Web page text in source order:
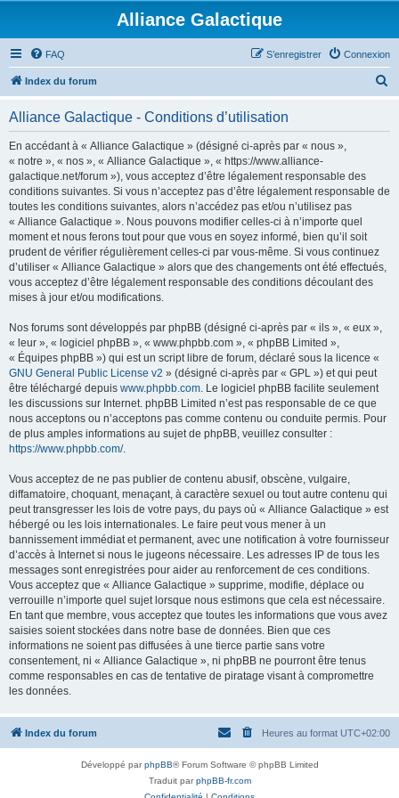
Alliance Galactique
FAQ Connexion
S’enregistrer
Index du forum
Alliance Galactique - Conditions d’utilisation
En accédant à « Alliance Galactique » (désigné ci-après par « nous »,
« notre », « nos », « Alliance Galactique », « https://www.alliance-
galactique.net/forum »), vous acceptez d’être légalement responsable des
conditions suivantes. Si vous n’acceptez pas d’être légalement responsable de
toutes les conditions suivantes, alors n’accédez pas et/ou n’utilisez pas
« Alliance Galactique ». Nous pouvons modifier celles-ci à n’importe quel
moment et nous ferons tout pour que vous en soyez informé, bien qu’il soit
prudent de vérifier régulièrement celles-ci par vous-même. Si vous continuez
d’utiliser « Alliance Galactique » alors que des changements ont été effectués,
vous acceptez d’être légalement responsable des conditions découlant des
mises à jour et/ou modifications.
Nos forums sont développés par phpBB (désigné ci-après par « ils », « eux »,
« leur », « logiciel phpBB », « www.phpbb.com », « phpBB Limited »,
« Équipes phpBB ») qui est un script libre de forum, déclaré sous la licence «
GNU General Public License v2 » (désigné ci-après par « GPL ») et qui peut
être téléchargé depuis www.phpbb.com. Le logiciel phpBB facilite seulement
les discussions sur Internet. phpBB Limited n’est pas responsable de ce que
nous acceptons ou n’acceptons pas comme contenu ou conduite permis. Pour
de plus amples informations au sujet de phpBB, veuillez consulter :
https://www.phpbb.com/.
Vous acceptez de ne pas publier de contenu abusif, obscène, vulgaire,
diffamatoire, choquant, menaçant, à caractère sexuel ou tout autre contenu qui
peut transgresser les lois de votre pays, du pays où « Alliance Galactique » est
hébergé ou les lois internationales. Le faire peut vous mener à un
bannissement immédiat et permanent, avec une notification à votre fournisseur
d’accès à Internet si nous le jugeons nécessaire. Les adresses IP de tous les
messages sont enregistrées pour aider au renforcement de ces conditions.
Vous acceptez que « Alliance Galactique » supprime, modifie, déplace ou
verrouille n’importe quel sujet lorsque nous estimons que cela est nécessaire.
En tant que membre, vous acceptez que toutes les informations que vous avez
saisies soient stockées dans notre base de données. Bien que ces
informations ne soient pas diffusées à une tierce partie sans votre
consentement, ni « Alliance Galactique », ni phpBB ne pourront être tenus
comme responsables en cas de tentative de piratage visant à compromettre
les données.
Index du forum Heures au format UTC+02:00
Développé parphpBB® Forum Software © phpBB Limited
Traduit parphpBB-fr.com